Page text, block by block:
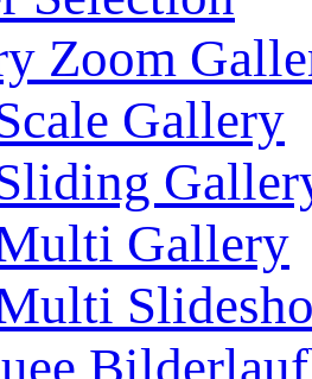
Zoom
Gallery
Gallery